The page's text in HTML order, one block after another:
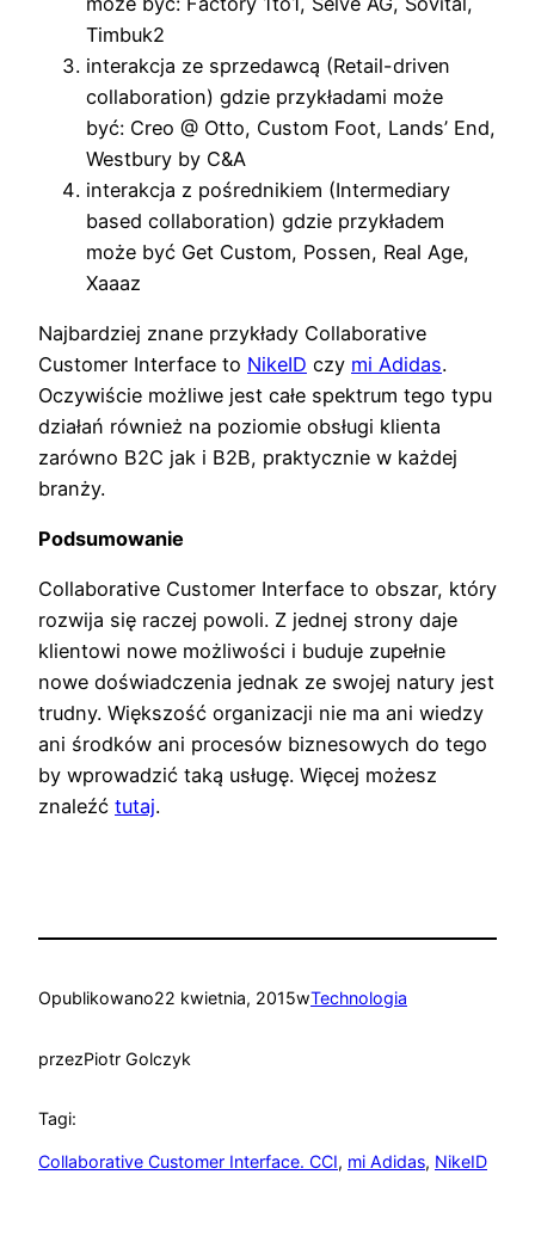
Timbuk2
interakcja ze sprzedawcą (Retail-driven
collaboration) gdzie przykładami może
być: Creo @ Otto, Custom Foot, Lands’ End,
Westbury by C&A
interakcja z pośrednikiem (Intermediary
based collaboration) gdzie przykładem
może być Get Custom, Possen, Real Age,
Xaaaz
Najbardziej znane przykłady Collaborative
Customer Interface to NikeID czy mi Adidas.
Oczywiście możliwe jest całe spektrum tego typu
działań również na poziomie obsługi klienta
zarówno B2C jak i B2B, praktycznie w każdej
branży.
Podsumowanie
Collaborative Customer Interface to obszar, który
rozwija się raczej powoli. Z jednej strony daje
klientowi nowe możliwości i buduje zupełnie
nowe doświadczenia jednak ze swojej natury jest
trudny. Większość organizacji nie ma ani wiedzy
ani środków ani procesów biznesowych do tego
by wprowadzić taką usługę. Więcej możesz
znaleźć tutaj.
Opublikowano22 kwietnia, 2015wTechnologia
przezPiotr Golczyk
Tagi:
Collaborative Customer Interface. CCI, mi Adidas, NikeID